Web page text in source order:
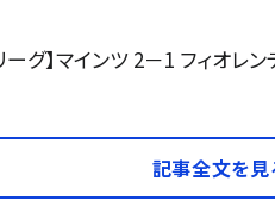
ーグ】マインツ 2－1 フィオレ
記事全文を見